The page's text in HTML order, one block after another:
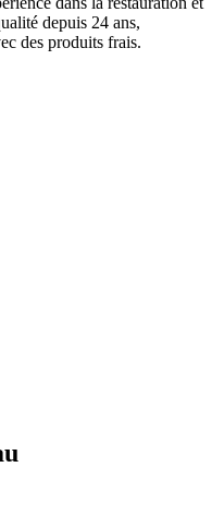
depuis 24 ans,
des produits frais.